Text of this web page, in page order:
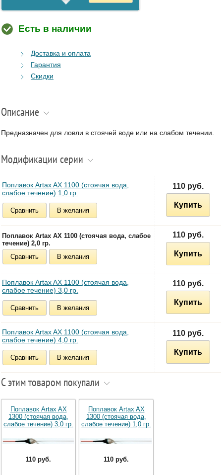
Есть в наличии
Доставка и оплата
Гарантия
Скидки
Описание
Предназначен для ловли в стоячей воде или на слабом течении.
Модификации серии
Поплавок Artax AX 1100 (стоячая вода,
слабое течение) 1,0 гр.
Сравнить В желания
110 руб.
Купить
Поплавок Artax AX 1100 (стоячая вода, слабое
течение) 2,0 гр.
Сравнить
В желания
110 руб.
Купить
Поплавок Artax AX 1100 (стоячая вода,
слабое течение) 3,0 гр.
Сравнить В желания
110 руб.
Купить
Поплавок Artax AX 1100 (стоячая вода,
слабое течение) 4,0 гр.
Сравнить В желания
110 руб.
Купить
С этим товаром покупали
Поплавок Artax AX
1300 (стоячая вода,
слабое течение) 3,0 гр.
110 руб.
Поплавок Artax AX
1300 (стоячая вода,
слабое течение) 1,0 гр.
110 руб.